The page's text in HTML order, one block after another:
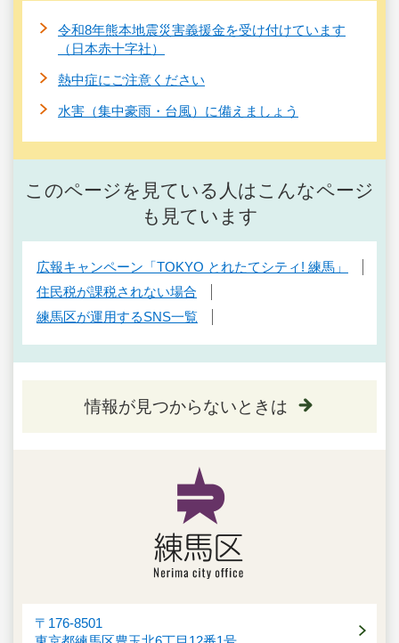
令和8年熊本地震災害義援金を受け付けています
（日本赤十字社）
熱中症にご注意ください
水害（集中豪雨・台風）に備えましょう
このページを見ている人はこんなページ
も見ています
広報キャンペーン「TOKYO とれたてシティ! 練馬」
住民税が課税されない場合
練馬区が運用するSNS一覧
情報が見つからないときは
〒176-8501